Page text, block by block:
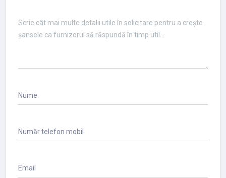
Nume
Număr telefon mobil
Email